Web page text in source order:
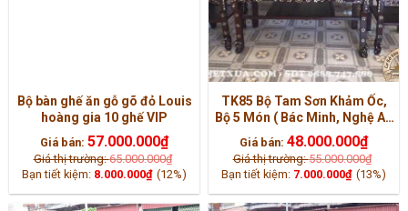
Bộ bàn ghế ăn gỗ gõ đỏ Louis
hoàng gia 10 ghế VIP
Giá bán: 57.000.000₫
Giá thị trường:65.000.000₫
Bạn tiết kiệm: 8.000.000₫ (12%)
TK85 Bộ Tam Sơn Khảm Ốc,
Bộ 5 Món ( Bác Minh, Nghệ An
)
Giá bán: 48.000.000₫
Giá thị trường:55.000.000₫
Bạn tiết kiệm: 7.000.000₫ (13%)